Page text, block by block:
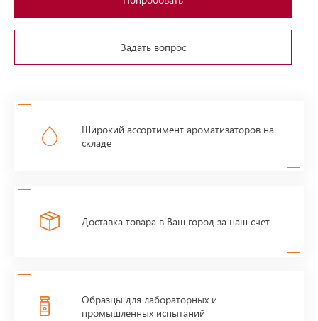
Задать вопрос
Широкий ассортимент ароматизаторов на
складе
Доставка товара в Ваш город за наш счет
Образцы для лабораторных и
промышленных испытаний